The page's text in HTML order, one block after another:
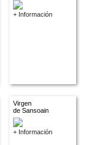
+ Información
Virgen
de Sansoain
+ Información